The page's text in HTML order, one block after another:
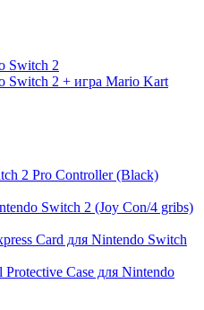
Switch 2
Switch 2 + игра Mario Kart
2 Pro Controller (Black)
Switch 2 (Joy Con/4 gribs)
Card для Nintendo Switch
Case для Nintendo